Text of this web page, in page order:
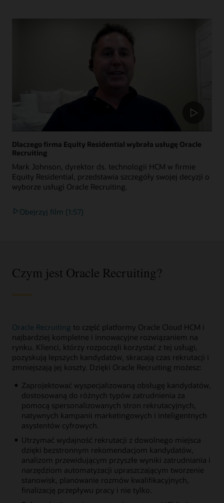
Dlaczego firma Equity Residential wybrała usługę Oracle
Recruiting
Mark Johnson, dyrektor ds. technologii HCM w firmie
Equity Residential, przedstawia szczegóły swojej decyzji o
wyborze usługi Oracle Recruiting.
Obejrzyj film (1:57)
Czym jest Oracle Recruiting?
Oracle Recruiting to część platformy Oracle Cloud HCM i
najbardziej kompletne i innowacyjne rozwiązaniem na
rynku. Klienci, którzy rozpoczęli korzystać z tej usługi,
pozyskują lepszych kandydatów, skracają czas rekrutacji i
zmniejszają jej koszty. Dzięki Oracle Recruiting możesz:
Zaprojektować wyspecjalizowaną obsługę kandydatów,
dostosowaną do różnych typów zatrudnienia za
pomocą spersonalizowanych stron rekrutacyjnych,
natywnych kampanii marketingowych i inteligentnych
asystentów cyfrowych.
Utrzymać wydajność rekrutacji z dowolnego miejsca
dzięki bezstronnym rekomendacjom kandydatów,
analizom przewidującym przyszłe wyniki zatrudniania i
narzędziom automatyzacji upraszczającym tworzenie
stanowisk, planowanie rozmów kwalifikacyjnych,
finalizację przepływu pracy i nie tylko.